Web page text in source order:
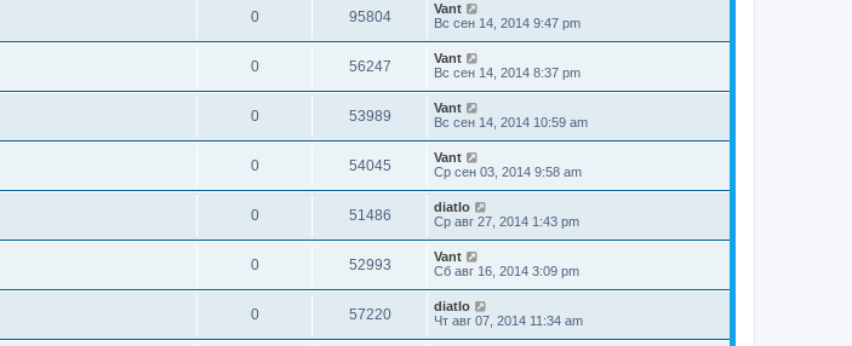
0 95804
Vant
Вс сен 14, 2014 9:47 pm
0 56247
Vant
Вс сен 14, 2014 8:37 pm
0 53989
Vant
Вс сен 14, 2014 10:59 am
0 54045
Vant
Ср сен 03, 2014 9:58 am
0 51486
diatlo
Ср авг 27, 2014 1:43 pm
0 52993
Vant
Сб авг 16, 2014 3:09 pm
0 57220
diatlo
Чт авг 07, 2014 11:34 am